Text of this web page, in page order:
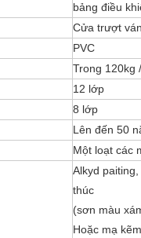
bảng điều
Cửa trượt
PVC
Trong 120kg
12 lớp
8 lớp
Lên đến 50
Một loạt các
Alkyd
thúc
(sơn màu
Hoặc mạ